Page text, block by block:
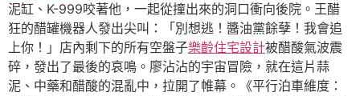
泥缸、K-999咬著他，一起從撞出來的洞口衝向後院。王醋
狂的醋罐機器人發出尖叫：「別想逃！醬油黨餘孽！我會追
上你！」店內剩下的所有空盤子樂齡住宅設計被醋酸氣波震
碎，發出了最後的哀鳴。廖沾沾的宇宙冒險，就在這片蒜
泥、中藥和醋酸的混亂中，拉開了帷幕。《平行泊車維度：